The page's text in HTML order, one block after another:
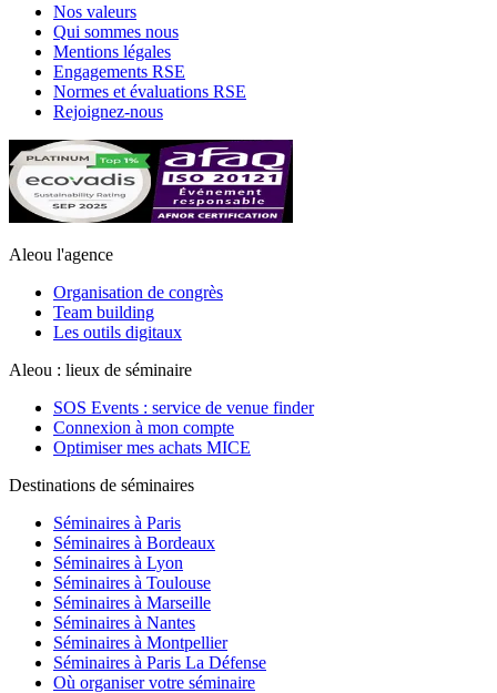
Nos valeurs
Qui sommes nous
Mentions légales
Engagements RSE
Normes et évaluations RSE
Rejoignez-nous
Aleou l'agence
Organisation de congrès
Team building
Les outils digitaux
Aleou : lieux de séminaire
SOS Events : service de venue finder
Connexion à mon compte
Optimiser mes achats MICE
Destinations de séminaires
Séminaires à Paris
Séminaires à Bordeaux
Séminaires à Lyon
Séminaires à Toulouse
Séminaires à Marseille
Séminaires à Nantes
Séminaires à Montpellier
Séminaires à Paris La Défense
Où organiser votre séminaire